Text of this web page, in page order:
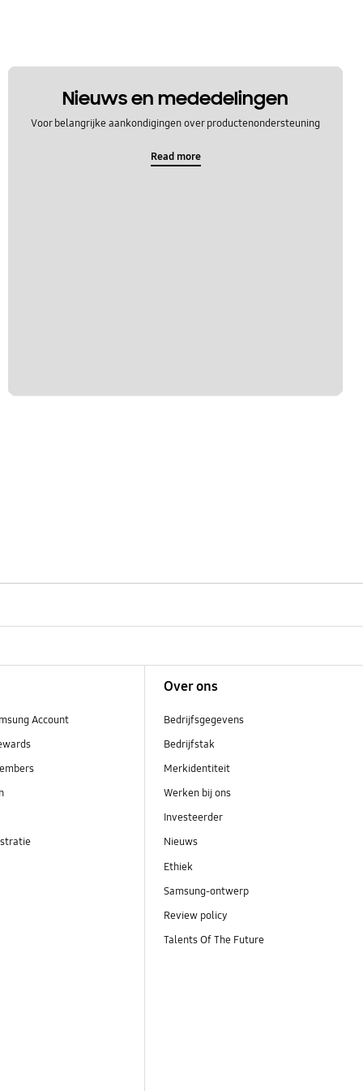
Nieuws en mededelingen
Voor belangrijke aankondigingen over productenondersteuning
Read more
Account
Over ons
Bedrijfsgegevens
Bedrijfstak
Merkidentiteit
Werken bij ons
Investeerder
Nieuws
Ethiek
Samsung-ontwerp
Review policy
Talents Of The Future